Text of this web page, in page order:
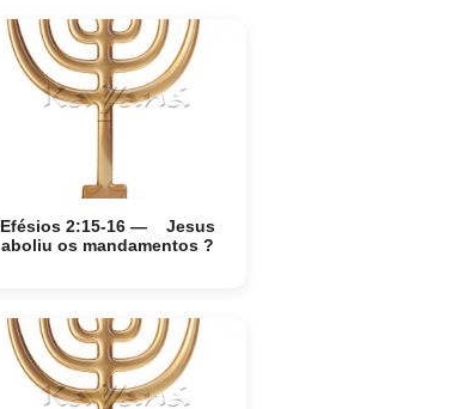
Efésios 2:15-16 — Jesus
aboliu os mandamentos ?